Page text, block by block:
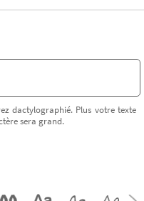
dactylographié. Plus votre texte
sera grand.